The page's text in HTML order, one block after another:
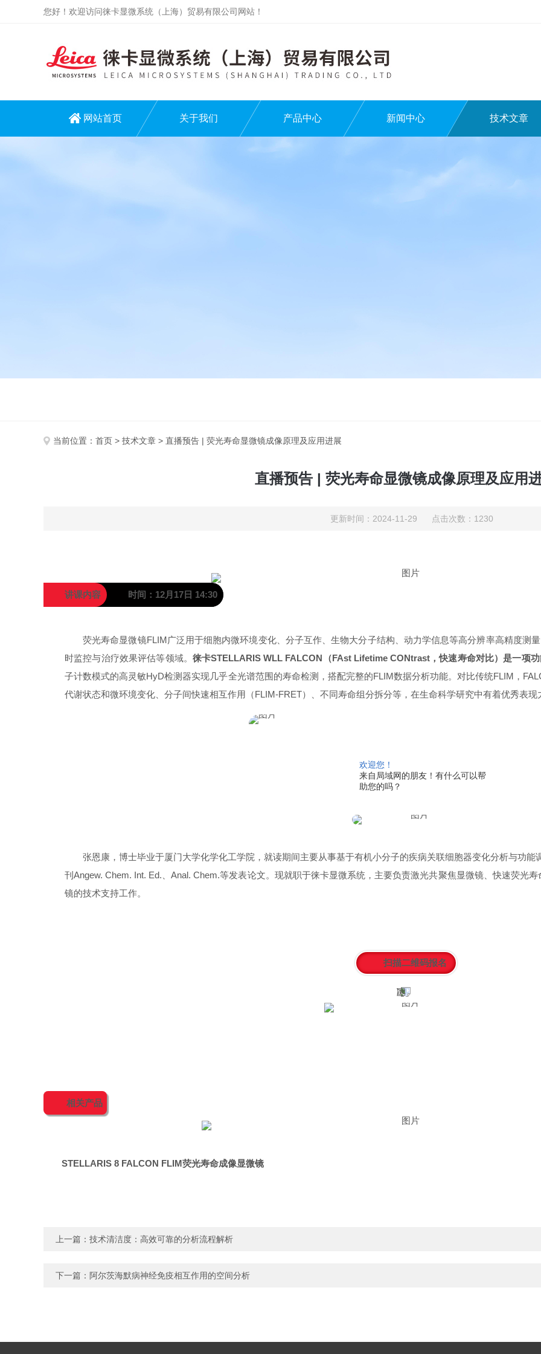
欢迎您！
来自局域网的朋友！有什么可以帮
助您的吗？
您好！欢迎访问徕卡显微系统（上海）贸易有限公司网站！
网站首页 关于我们 产品中心 新闻中心 技术文章
当前位置： 首页 > 技术文章 > 直播预告 | 荧光寿命显微镜成像原理及应用进展
直播预告 | 荧光寿命显微镜成像原理及应用
更新时间：2024-11-29 点击次数：1230
01
讲课内容 时间：12月17日 14:30
荧光寿命显微镜FLIM广泛用于细胞内微环境变化、分子互作、生物大分子结构、动力学信息等高分辨率高精度测
时监控与治疗效果评估等领域。 徕卡STELLARIS WLL FALCON（FAst Lifetime CONtrast，快速寿命对比）是一项
子计数模式的高灵敏HyD检测器实现几乎全光谱范围的寿命检测，搭配完整的FLIM数据分析功能。对比传统FLIM，
代谢状态和微环境变化、分子间快速相互作用（FLIM-FRET）、不同寿命组分拆分等，在生命科学研究中有着优秀表
张恩康，博士毕业于厦门大学化学化工学院，就读期间主要从事基于有机小分子的疾病关联细胞器变化分析与功
刊Angew. Chem. Int. Ed.、Anal. Chem.等发表论文。现就职于徕卡显微系统，主要负责激光共聚焦显微镜、快速荧光寿
镜的技术支持工作。
扫描二维码报名
相关产品
STELLARIS 8 FALCON FLIM荧光寿命成像显微镜
上一篇： 技术清洁度：高效可靠的分析流程解析
下一篇： 阿尔茨海默病神经免疫相互作用的空间分析